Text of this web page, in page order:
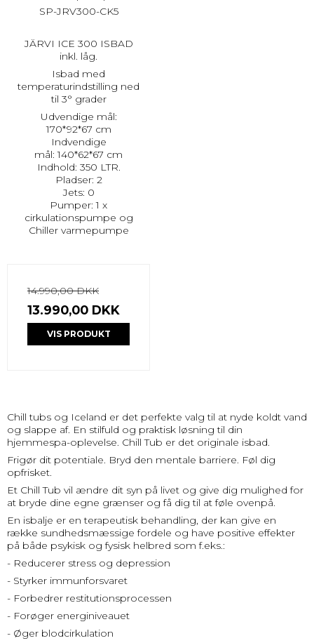
SP-JRV300-CK5
JÄRVI ICE 300 ISBAD
inkl. låg.
Isbad med
temperaturindstilling ned
til 3° grader
Udvendige mål:
170*92*67 cm
Indvendige
mål: 140*62*67 cm
Indhold: 350 LTR.
Pladser: 2
Jets: 0
Pumper: 1 x
cirkulationspumpe og
Chiller varmepumpe
14.990,00 DKK
13.990,00 DKK
VIS PRODUKT
Chill tubs og Iceland er det perfekte valg til at nyde koldt vand
og slappe af. En stilfuld og praktisk løsning til din
hjemmespa-oplevelse. Chill Tub er det originale isbad.
Frigør dit potentiale. Bryd den mentale barriere. Føl dig
opfrisket.
Et Chill Tub vil ændre dit syn på livet og give dig mulighed for
at bryde dine egne grænser og få dig til at føle ovenpå.
En isbalje er en terapeutisk behandling, der kan give en
række sundhedsmæssige fordele og have positive effekter
på både psykisk og fysisk helbred som f.eks.:
- Reducerer stress og depression
- Styrker immunforsvaret
- Forbedrer restitutionsprocessen
- Forøger energiniveauet
- Øger blodcirkulation